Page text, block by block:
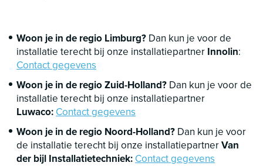
Woon je in de regio Limburg? Dan kun je voor de
installatie terecht bij onze installatiepartner Innolin:
Contact gegevens
Woon je in de regio Zuid-Holland? Dan kun je voor de
installatie terecht bij onze installatiepartner
Luwaco: Contact gegevens
Woon je in de regio Noord-Holland? Dan kun je voor
de installatie terecht bij onze installatiepartnerVan
der bijl Installatietechniek: Contact gegevens